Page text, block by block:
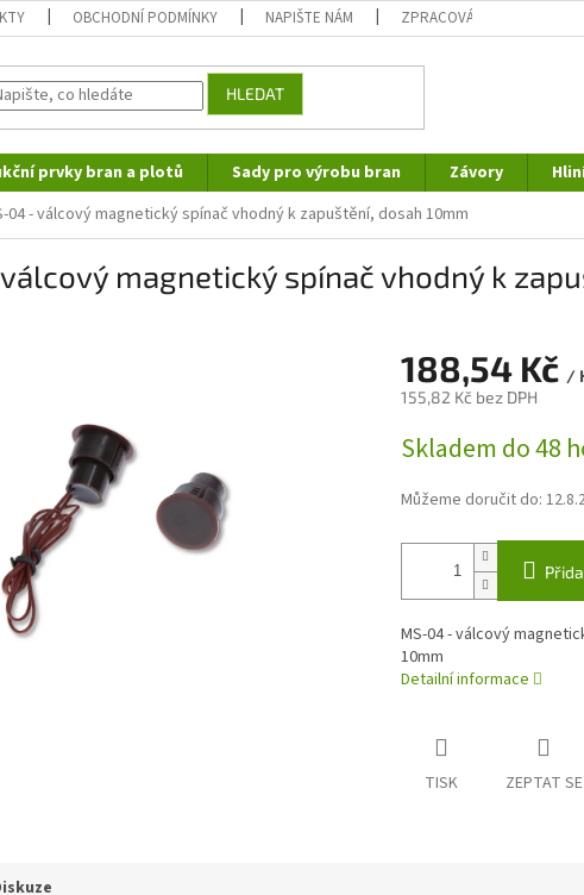
OBCHODNÍ PODMÍNKY NAPIŠTE NÁM ZPRACOVÁNÍ OSOBNÍCH
HLEDAT
prvky bran a plotů Sady pro výrobu bran Závory
04 - válcový magnetický spínač vhodný k zapuštění, dosah 10mm
magnetický spínač vhodný k
188,54 Kč /
155,82 Kč bez DPH
cena:
Skladem do 48
Můžeme doručit do:
MS-04 - válcový
10mm
Detailní informace
TISK ZEPTAT SE